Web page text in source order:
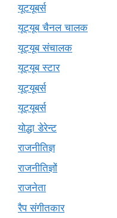
यूटयूबर्स
यूट्यूब चैनल चालक
यूट्यूब संचालक
यूट्यूब स्टार
यूट्यूबर्स
यूट्‍यूबर्स
योद्धा डेरेन्ट
राजनीतिज्ञ
राजनीतिज्ञों
राजनेता
रैप संगीतकार